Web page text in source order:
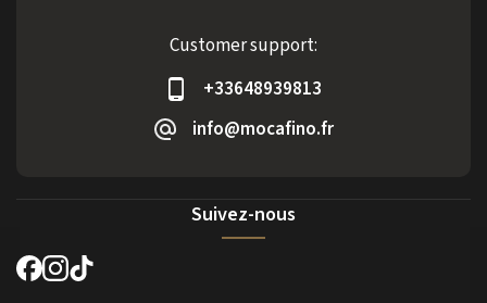
Customer support:
+33648939813
info@mocafino.fr
Suivez-nous